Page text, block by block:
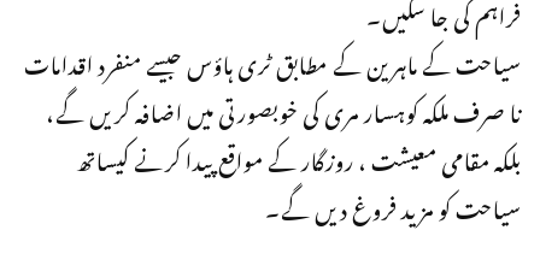
فراہم کی جا سکیں۔
سیاحت کے ماہرین کے مطابق ٹری ہاؤس جیسے منفرد اقدامات
نا صرف ملکہ کوہسار مری کی خوبصورتی میں اضافہ کریں گے،
بلکہ مقامی معیشت ، روزگار کے مواقع پیدا کرنے کیساتھ
سیاحت کو مزید فروغ دیں گے۔